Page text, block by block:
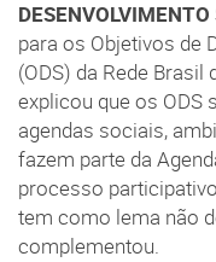
para os Objetivos de
(ODS) da Rede Brasil
explicou que os ODS
agendas sociais,
fazem parte da
processo
tem como lema não
complementou.